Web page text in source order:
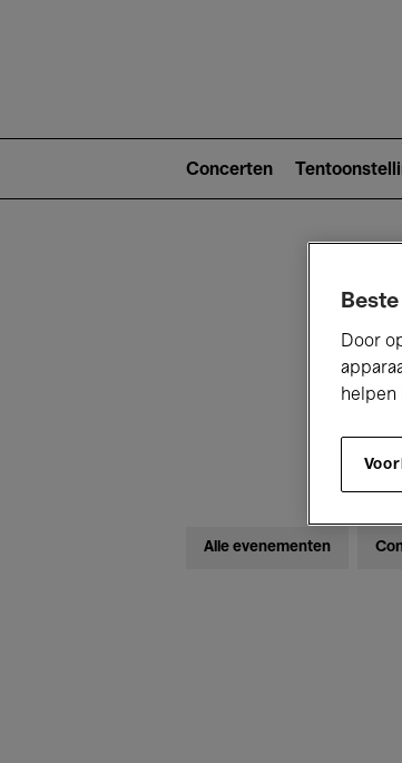
2)
Concerten
Alle evenementen
Door
helpen